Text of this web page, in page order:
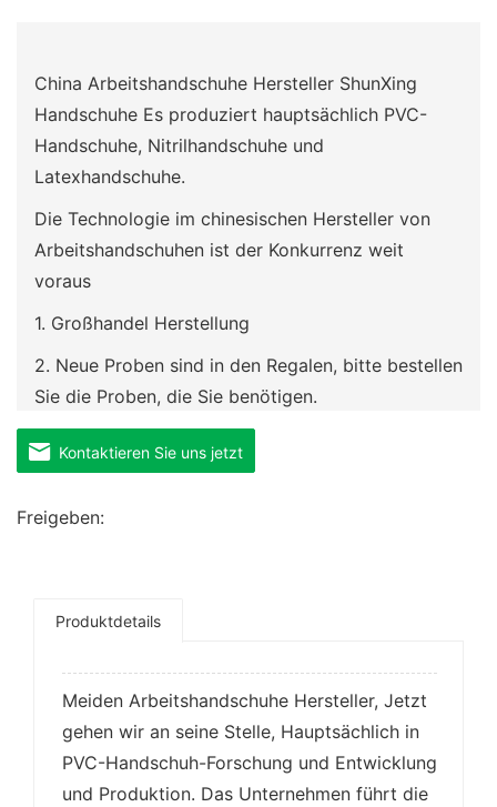
China Arbeitshandschuhe Hersteller ShunXing
Handschuhe Es produziert hauptsächlich PVC-
Handschuhe, Nitrilhandschuhe und
Latexhandschuhe.
Die Technologie im chinesischen Hersteller von
Arbeitshandschuhen ist der Konkurrenz weit
voraus
1. Großhandel Herstellung
2. Neue Proben sind in den Regalen, bitte bestellen
Sie die Proben, die Sie benötigen.
3. Angepasst mit Zeichnungen und Mustern
die Sie anpassen müssen
6. OEM, ODM-Verarbeitung
7. Design und Fertigung sind allumfassend und
fügen Sie Ihren OEM ein.
Kontaktieren Sie uns jetzt
Freigeben:
Produktdetails
Meiden Arbeitshandschuhe Hersteller, Jetzt
gehen wir an seine Stelle, Hauptsächlich in
PVC-Handschuh-Forschung und Entwicklung
und Produktion. Das Unternehmen führt die